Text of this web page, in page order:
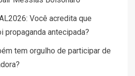
Você acredita que
propaganda antecipada?
tem orgulho de participar de